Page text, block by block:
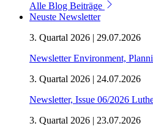
Alle Blog Beiträge
Neuste Newsletter
3. Quartal 2026 | 29.07.2026
Newsletter Environment,
3. Quartal 2026 | 24.07.2026
Newsletter, Issue 06/2026
3. Quartal 2026 | 23.07.2026